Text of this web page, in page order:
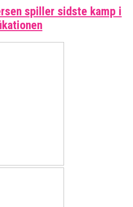
spiller sidste kamp i